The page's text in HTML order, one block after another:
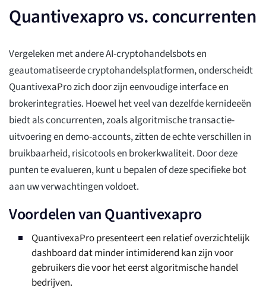
Quantivexapro vs. concurrenten
Vergeleken met andere AI-cryptohandelsbots en
geautomatiseerde cryptohandelsplatformen, onderscheidt
QuantivexaPro zich door zijn eenvoudige interface en
brokerintegraties. Hoewel het veel van dezelfde kernideeën
biedt als concurrenten, zoals algoritmische transactie-
uitvoering en demo-accounts, zitten de echte verschillen in
bruikbaarheid, risicotools en brokerkwaliteit. Door deze
punten te evalueren, kunt u bepalen of deze specifieke bot
aan uw verwachtingen voldoet.
Voordelen van Quantivexapro
QuantivexaPro presenteert een relatief overzichtelijk
dashboard dat minder intimiderend kan zijn voor
gebruikers die voor het eerst algoritmische handel
bedrijven.